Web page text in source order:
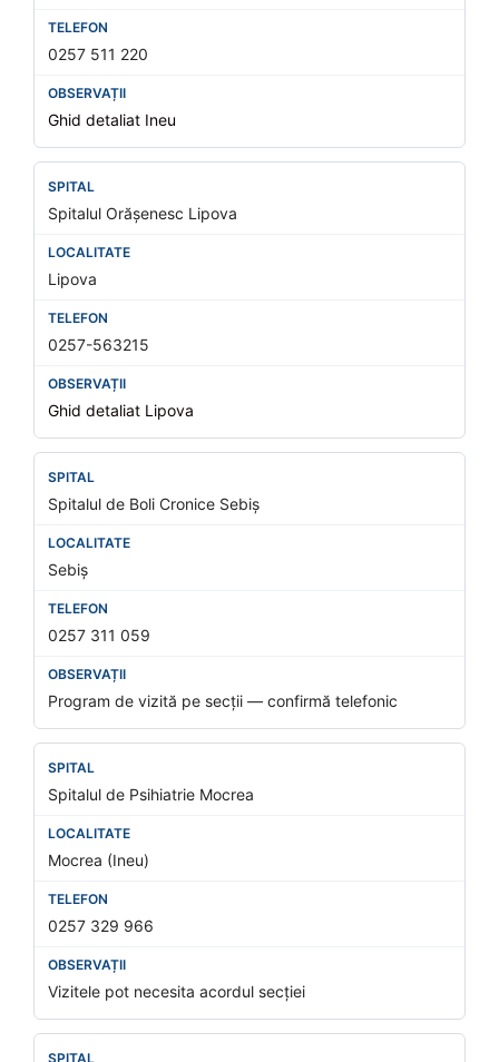
0257 511 220
Ghid detaliat Ineu
Spitalul Orășenesc Lipova
Lipova
0257-563215
Ghid detaliat Lipova
Spitalul de Boli Cronice Sebiș
Sebiș
0257 311 059
Program de vizită pe secții — confirmă telefonic
Spitalul de Psihiatrie Mocrea
Mocrea (Ineu)
0257 329 966
Vizitele pot necesita acordul secției